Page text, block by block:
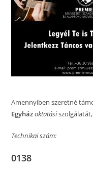
Amennyiben szeretné
Egyházoktatási
Technikai szám:
0138